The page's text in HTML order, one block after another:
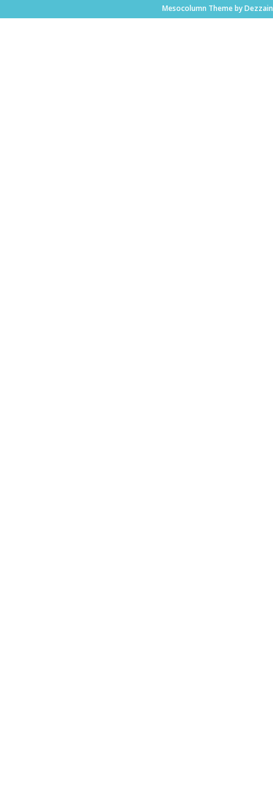
Mesocolumn Theme by Dezzain